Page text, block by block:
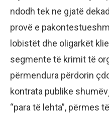
ndodh tek ne gjatë
provë e
lobistët dhe oligarkët
segmente të krimit të
përmendura përdorin
kontrata publike
“para të lehta”, përmes